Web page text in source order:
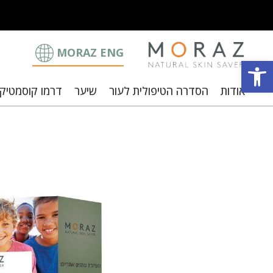
פתח סרגל נגישות
MORAZ ENG
אודות הסדרה הטיפולית לעור שיער דרמו